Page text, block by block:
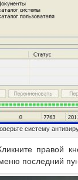
систему
правой
последний